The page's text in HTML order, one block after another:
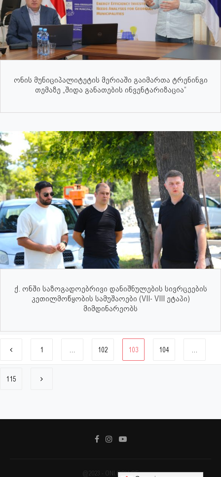
ონის მუნიციპალიტეტის მერიაში გაიმართა ტრენინგი
თემაზე „შიდა განათების ინვენტარიზაცია“
ქ. ონში საზოგადოებრივი დანიშნულების სივრცეების
კეთილმოწყობის სამუშაოები (VII- VIII ეტაპი)
მიმდინარეობს
1 102 103 104
115
@2023 - ONI.GOV.GE